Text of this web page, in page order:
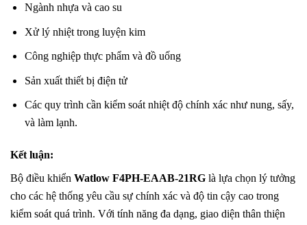
Ngành nhựa và cao su
Xử lý nhiệt trong luyện kim
Công nghiệp thực phẩm và đồ uống
Sản xuất thiết bị điện tử
Các quy trình cần kiểm soát nhiệt độ chính xác như nung, sấy,
và làm lạnh.
Kết luận:
Bộ điều khiển Watlow F4PH-EAAB-21RG là lựa chọn lý tưởng
cho các hệ thống yêu cầu sự chính xác và độ tin cậy cao trong
kiểm soát quá trình. Với tính năng đa dạng, giao diện thân thiện